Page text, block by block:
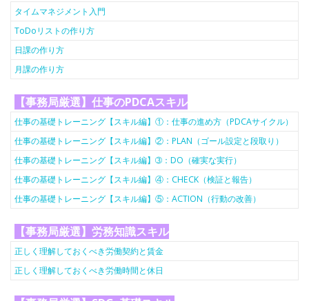
タイムマネジメント入門
ToDoリストの作り方
日課の作り方
月課の作り方
【事務局厳選】仕事のPDCAスキル
仕事の基礎トレーニング【スキル編】①：仕事の進め方（PDCAサイクル）
仕事の基礎トレーニング【スキル編】②：PLAN（ゴール設定と段取り）
仕事の基礎トレーニング【スキル編】➂：DO（確実な実行）
仕事の基礎トレーニング【スキル編】④：CHECK（検証と報告）
仕事の基礎トレーニング【スキル編】⑤：ACTION（行動の改善）
【事務局厳選】労務知識スキル
正しく理解しておくべき労働契約と賃金
正しく理解しておくべき労働時間と休日